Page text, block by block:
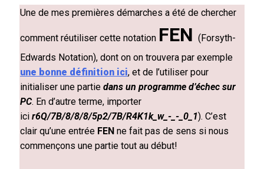
Une de mes premières démarches a été de chercher
comment réutiliser cette notation FEN (Forsyth-
Edwards Notation), dont on on trouvera par exemple
une bonne définition ici, et de l’utiliser pour
initialiser une partie dans un programme d’échec sur
PC. En d’autre terme, importer
ici r6Q/7B/8/8/8/5p2/7B/R4K1k_w_-_-_0_1). C’est
clair qu’une entrée FEN ne fait pas de sens si nous
commençons une partie tout au début!